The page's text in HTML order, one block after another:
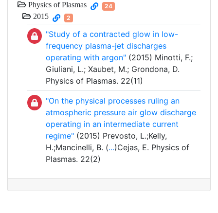
Physics of Plasmas 24
2015 2
"Study of a contracted glow in low-
frequency plasma-jet discharges
operating with argon" (2015) Minotti, F.;
Giuliani, L.; Xaubet, M.; Grondona, D.
Physics of Plasmas. 22(11)
"On the physical processes ruling an
atmospheric pressure air glow discharge
operating in an intermediate current
regime" (2015) Prevosto, L.;Kelly,
H.;Mancinelli, B. (...)Cejas, E. Physics of
Plasmas. 22(2)